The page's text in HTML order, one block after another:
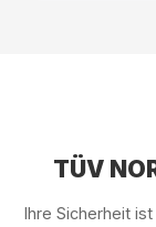
TÜV
Ihre Sicherheit